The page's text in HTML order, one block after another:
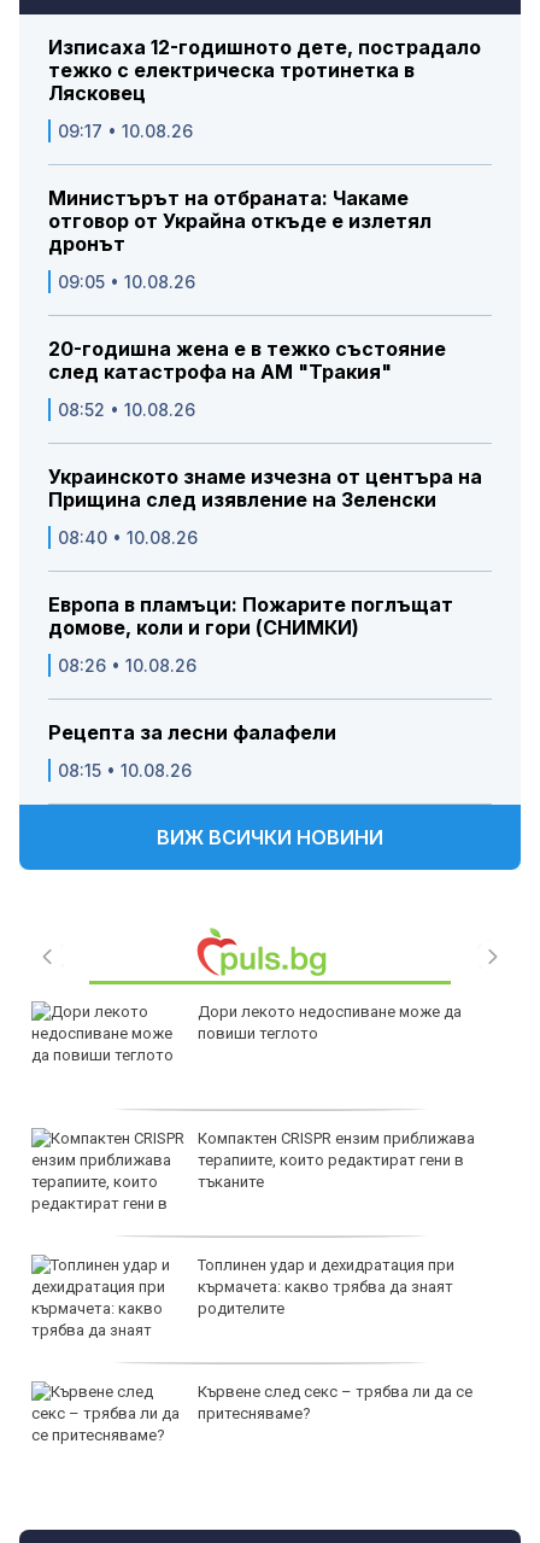
Изписаха 12-годишното дете, пострадало
тежко с електрическа тротинетка в
Лясковец
09:17 • 10.08.26
Министърът на отбраната: Чакаме
отговор от Украйна откъде е излетял
дронът
09:05 • 10.08.26
20-годишна жена е в тежко състояние
след катастрофа на АМ "Тракия"
08:52 • 10.08.26
Украинското знаме изчезна от центъра на
Прищина след изявление на Зеленски
08:40 • 10.08.26
Европа в пламъци: Пожарите поглъщат
домове, коли и гори (СНИМКИ)
08:26 • 10.08.26
Рецепта за лесни фалафели
08:15 • 10.08.26
ВИЖ ВСИЧКИ НОВИНИ
Дори лекото недоспиване може да
повиши теглото
Компактен CRISPR ензим приближава
терапиите, които редактират гени в
тъканите
Топлинен удар и дехидратация при
кърмачета: какво трябва да знаят
родителите
Кървене след секс – трябва ли да се
притесняваме?